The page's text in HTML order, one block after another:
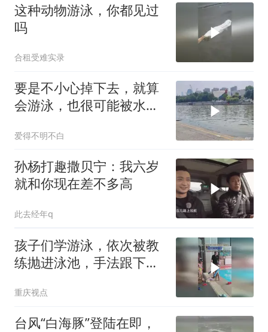
这种动物游泳，你都见过
吗
合租受难实录
要是不小心掉下去，就算
会游泳，也很可能被水草
爱得不明不白
孙杨打趣撒贝宁：我六岁
就和你现在差不多高
此去经年q
孩子们学游泳，依次被教
练抛进泳池，手法跟下饺
重庆视点
台风“白海豚”登陆在即，